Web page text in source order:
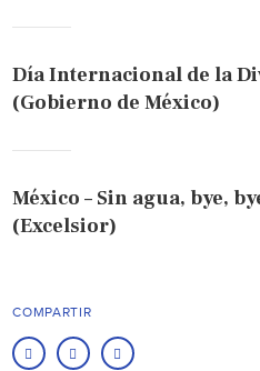
Día Internacional de la
(Gobierno de México)
México – Sin agua, bye,
(Excelsior)
COMPARTIR